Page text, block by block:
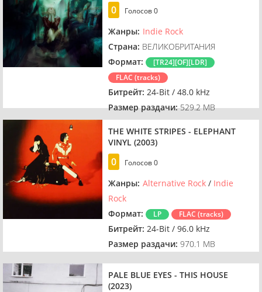
0 Голосов0
Жанры: Indie Rock
Страна: ВЕЛИКОБРИТАНИЯ
Формат:
[TR24][OF][LDR]
FLAC (tracks)
Битрейт: 24-Bit / 48.0 kHz
Размер раздачи: 529.2 MB
THE WHITE STRIPES - ELEPHANT
VINYL (2003)
0 Голосов0
Жанры: Alternative Rock / Indie
Rock
Формат:
LP FLAC (tracks)
Битрейт: 24-Bit / 96.0 kHz
Размер раздачи: 970.1 MB
PALE BLUE EYES - THIS HOUSE
(2023)